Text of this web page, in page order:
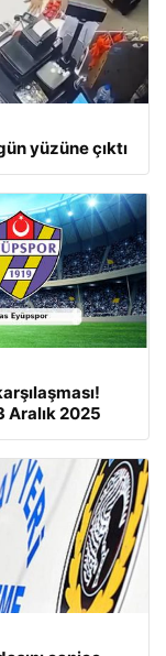
yüzüne çıktı
Aralık 2025